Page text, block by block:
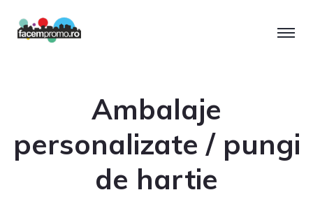
Ambalaje
personalizate / pungi
de hartie